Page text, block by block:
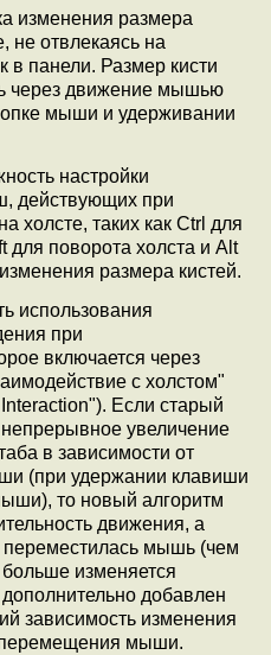
изменения размера
не отвлекаясь на
в панели. Размер кисти
через движение мышью
мыши и удерживании
настройки
действующих при
холсте, таких как Ctrl для
поворота холста и Alt
размера кистей.
использования
при
включается через
с холстом"
Если старый
увеличение
в зависимости от
(при удержании клавиши
то новый алгоритм
движения, а
переместилась мышь (чем
изменяется
добавлен
зависимость изменения
перемещения мыши.